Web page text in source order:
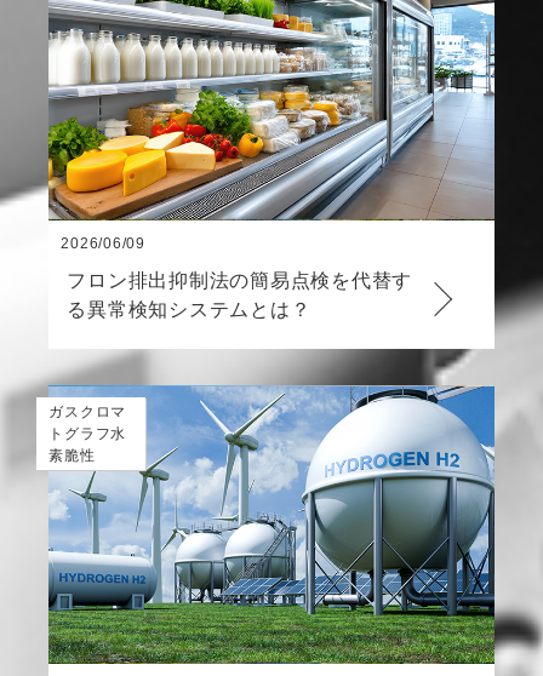
2026/06/09
フロン排出抑制法の簡易点検を代替す
る異常検知システムとは？
ガスクロマ
トグラフ水
素脆性